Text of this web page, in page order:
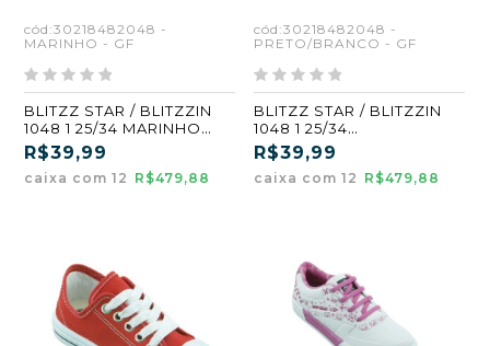
cód:30218482048 -
MARINHO - GF
BLITZZ STAR / BLITZZIN
1048 1 25/34 MARINHO
(GF)
R$39,99
caixa com 12 R$479,88
cód:30218482048 -
PRETO/BRANCO - GF
BLITZZ STAR / BLITZZIN
1048 1 25/34
PRETO/BRANCO (GF)
R$39,99
caixa com 12 R$479,88